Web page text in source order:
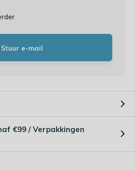
Stuur e-mail
€99 / Verpakkingen